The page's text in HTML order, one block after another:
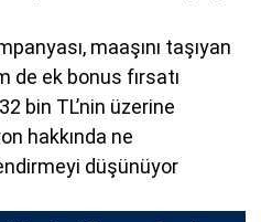
maaşını taşıyan
de ek bonus fırsatı
bin TL’nin üzerine
hakkında ne
düşünüyor